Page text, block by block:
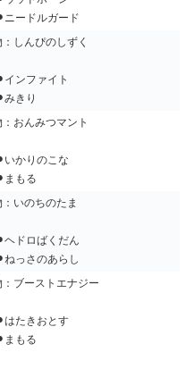
ードルガード
しんぴのしずく
ンファイト
きり
おんみつマント
かりのこな
もる
いのちのたま
ばくだん
っさのあらし
：ブーストエナジー
たきおとす
もる